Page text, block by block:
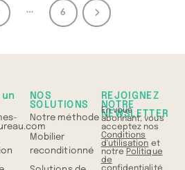
… 6
NOS
SOLUTIONS
Notre méthode
Mobilier
reconditionné
REJOIGNEZ
NOTRE
NEWSLETTER
En vous
abonnant, vous
acceptez nos
Conditions
d'utilisation et
notre Politique
de